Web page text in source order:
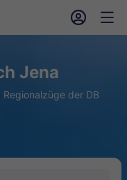
󱎓 󱒨
Jena
der DB